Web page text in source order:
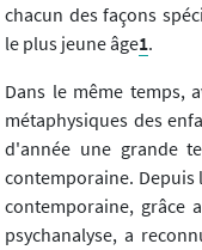
chacun des façons
le plus jeune âge1.
Dans le même temps,
métaphysiques des
d'année une grande
contemporaine. Depuis
contemporaine, grâce
psychanalyse, a